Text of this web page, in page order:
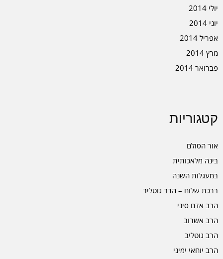
יולי 2014
יוני 2014
אפריל 2014
מרץ 2014
פברואר 2014
קטגוריות
אור הסולם
בינה מלאכותית
במעגלות השנה
ברכת שלום – הרב גוטליב
הרב אדם סיני
הרב אשרוב
הרב גוטליב
הרב יוחאי ימיני